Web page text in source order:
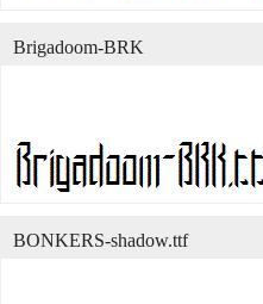
Brigadoom-BRK
BONKERS-shadow.ttf